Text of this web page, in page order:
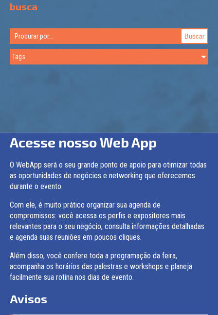
busca
Acesse nosso Web App
O WebApp será o seu grande ponto de apoio para otimizar todas
as oportunidades de negócios e networking que oferecemos
durante o evento.
Com ele, é muito prático organizar sua agenda de
compromissos: você acessa os perfis e expositores mais
relevantes para o seu negócio, consulta informações detalhadas
e agenda suas reuniões em poucos cliques.
Além disso, você confere toda a programação da feira,
acompanha os horários das palestras e workshops e planeja
facilmente sua rotina nos dias de evento.
Avisos